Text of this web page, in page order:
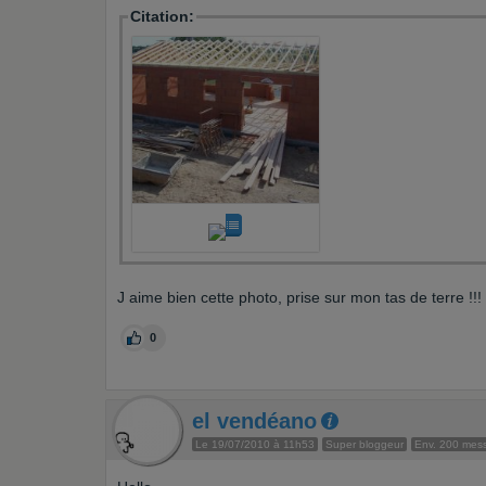
Citation:
J aime bien cette photo, prise sur mon tas de terre !!!
0
el vendéano
Le 19/07/2010 à 11h53 Super bloggeur Env. 200